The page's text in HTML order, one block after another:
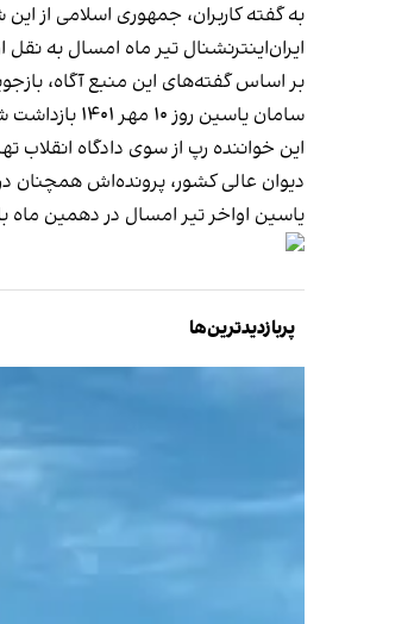
به گفته کاربران، جمهوری اسلامی
ایران‌اینترنشنال تیر ماه امسال به نقل
بر اساس گفته‌های این منبع آگاه،
سامان یاسین روز ۱۰ مهر ۱۴۰۱ بازداشت شد و ۱۴ ماه گذشته را در زندان‌های تهران بزرگ، اوین، رجایی شهر و قزلحصار، در بلاتکلیفی پشت سر گذاشته است.
این خواننده رپ از سوی دادگاه انقلاب
دیوان عالی کشور، پرونده‌اش همچنان
یاسین اواخر تیر امسال در دهمین ماه
پربازدیدترین‌ها